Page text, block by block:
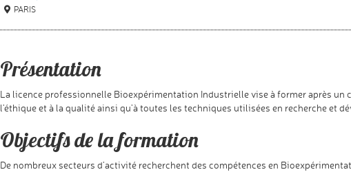
PARIS
Présentation
La licence professionnelle Bioexpérimentation Industrielle vise à former après un
l’éthique et à la qualité ainsi qu’à toutes les techniques utilisées en recherche et
Objectifs de la formation
De nombreux secteurs d’activité recherchent des compétences en